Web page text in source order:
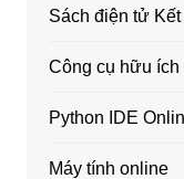
Sách điện tử
Công cụ hữu ích
Python IDE
Máy tính online